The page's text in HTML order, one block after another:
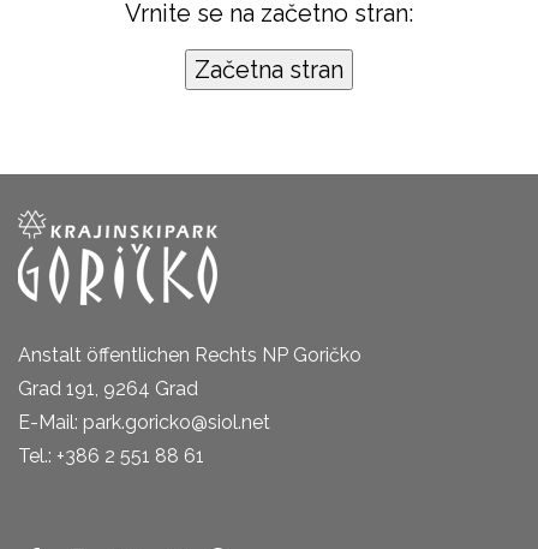
Vrnite se na začetno stran:
Anstalt öffentlichen Rechts NP Goričko
Grad 191, 9264 Grad
E-Mail: park.goricko@siol.net
Tel.: +386 2 551 88 61